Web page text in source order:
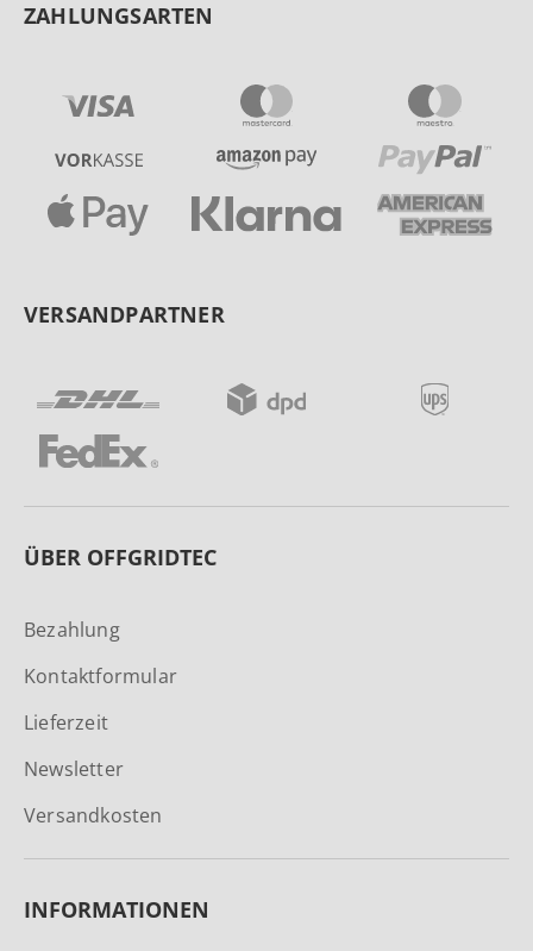
ZAHLUNGSARTEN
VERSANDPARTNER
ÜBER OFFGRIDTEC
Bezahlung
Kontaktformular
Lieferzeit
Newsletter
Versandkosten
INFORMATIONEN